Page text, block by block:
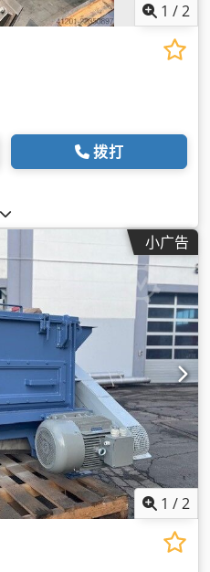
1 /2
拨打
小广告
1 /2